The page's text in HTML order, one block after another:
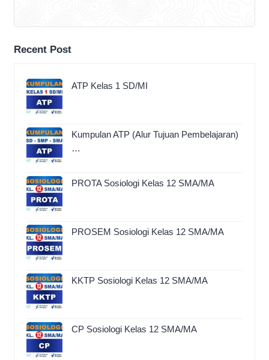
Recent Post
ATP Kelas 1 SD/MI
Kumpulan ATP (Alur Tujuan Pembelajaran)
…
PROTA Sosiologi Kelas 12 SMA/MA
PROSEM Sosiologi Kelas 12 SMA/MA
KKTP Sosiologi Kelas 12 SMA/MA
CP Sosiologi Kelas 12 SMA/MA